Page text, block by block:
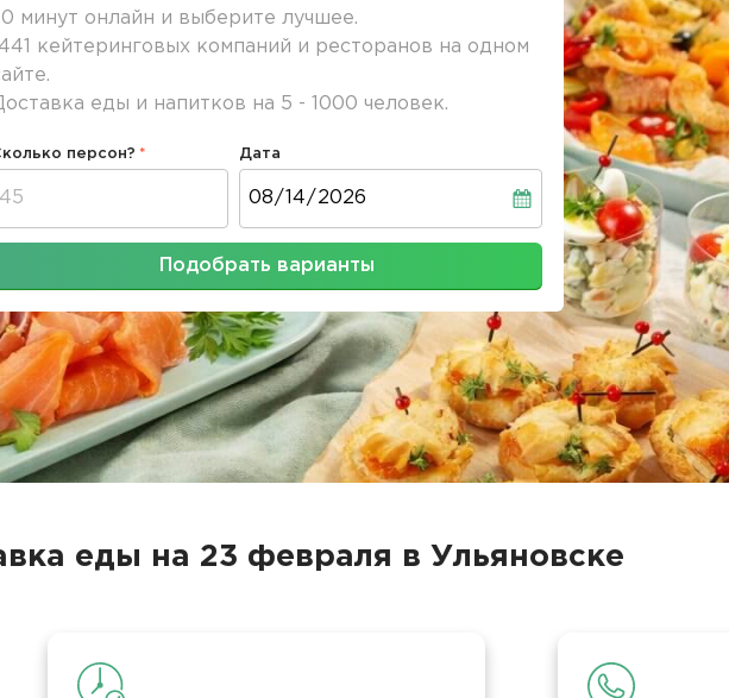
минут онлайн и выберите лучшее.
кейтеринговых компаний и ресторанов на одном
еды и напитков на 5 - 1000 человек.
персон? Дата
Подобрать варианты
еды на 23 февраля в Ульяновске